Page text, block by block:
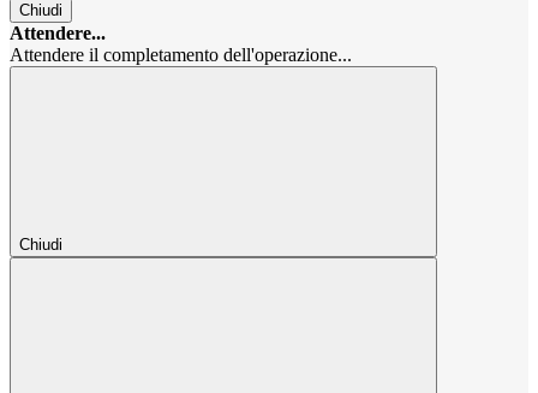
Chiudi
Attendere...
Attendere il completamento dell'operazione...
Chiudi